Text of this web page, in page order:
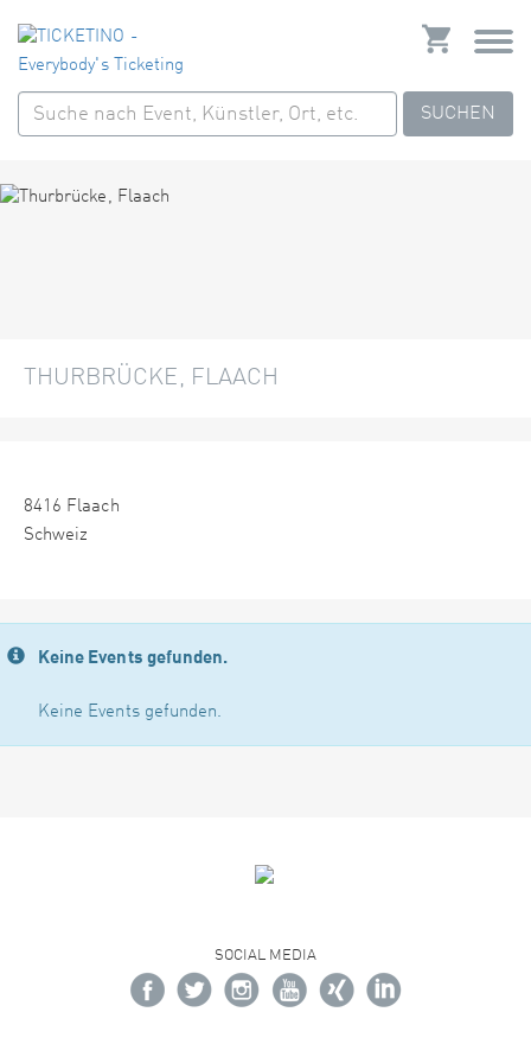
SUCHEN
THURBRÜCKE, FLAACH
8416 Flaach
Schweiz
Keine Events gefunden.
Keine Events gefunden.
SOCIAL MEDIA